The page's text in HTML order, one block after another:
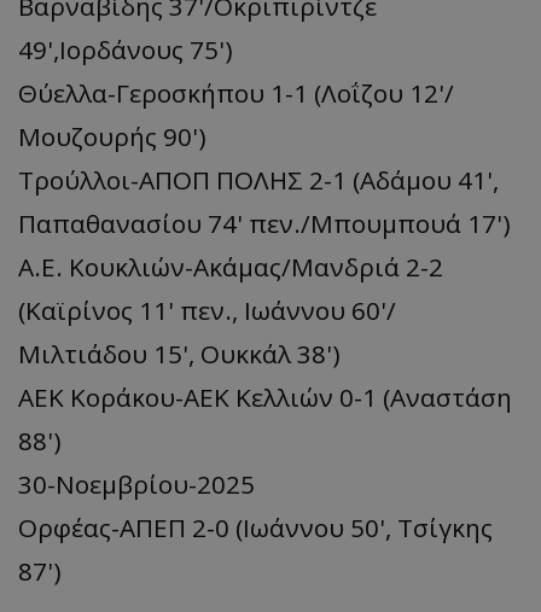
49',Ιορδάνους 75')
Θύελλα-Γεροσκήπου 1-1 (Λοΐζου 12'/
Μουζουρής 90')
Τρούλλοι-ΑΠΟΠ ΠΟΛΗΣ 2-1 (Αδάμου 41',
Παπαθανασίου 74' πεν./Μπουμπουά 17')
Α.Ε. Κουκλιών-Ακάμας/Μανδριά 2-2
(Καϊρίνος 11' πεν., Ιωάννου 60'/
Μιλτιάδου 15', Ουκκάλ 38')
ΑΕΚ Κοράκου-ΑΕΚ Κελλιών 0-1 (Αναστάση
88')
30-Νοεμβρίου-2025
Ορφέας-ΑΠΕΠ 2-0 (Ιωάννου 50', Τσίγκης
87')